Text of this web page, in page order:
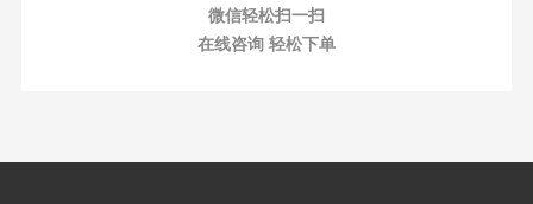
微信轻松扫一扫
在线咨询 轻松下单